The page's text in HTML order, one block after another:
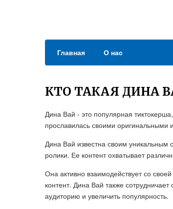
Главная О нас
КТО ТАКАЯ ДИНА
Дина Вай - это популярная
прославилась своими оригинальными
Дина Вай известна своим уникальным
ролики. Ее контент охватывает
Она активно взаимодействует со
контент. Дина Вай также
аудиторию и увеличить популярность.